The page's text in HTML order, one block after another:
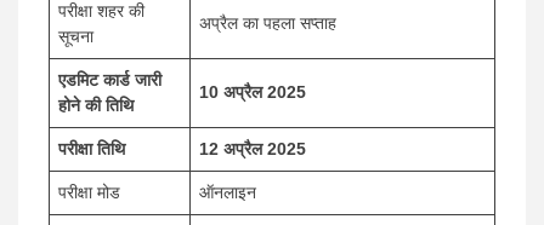
परीक्षा शहर की
सूचना
अप्रैल का पहला सप्ताह
एडमिट कार्ड जारी
होने की तिथि
10 अप्रैल 2025
परीक्षा तिथि 12 अप्रैल 2025
परीक्षा मोड ऑनलाइन